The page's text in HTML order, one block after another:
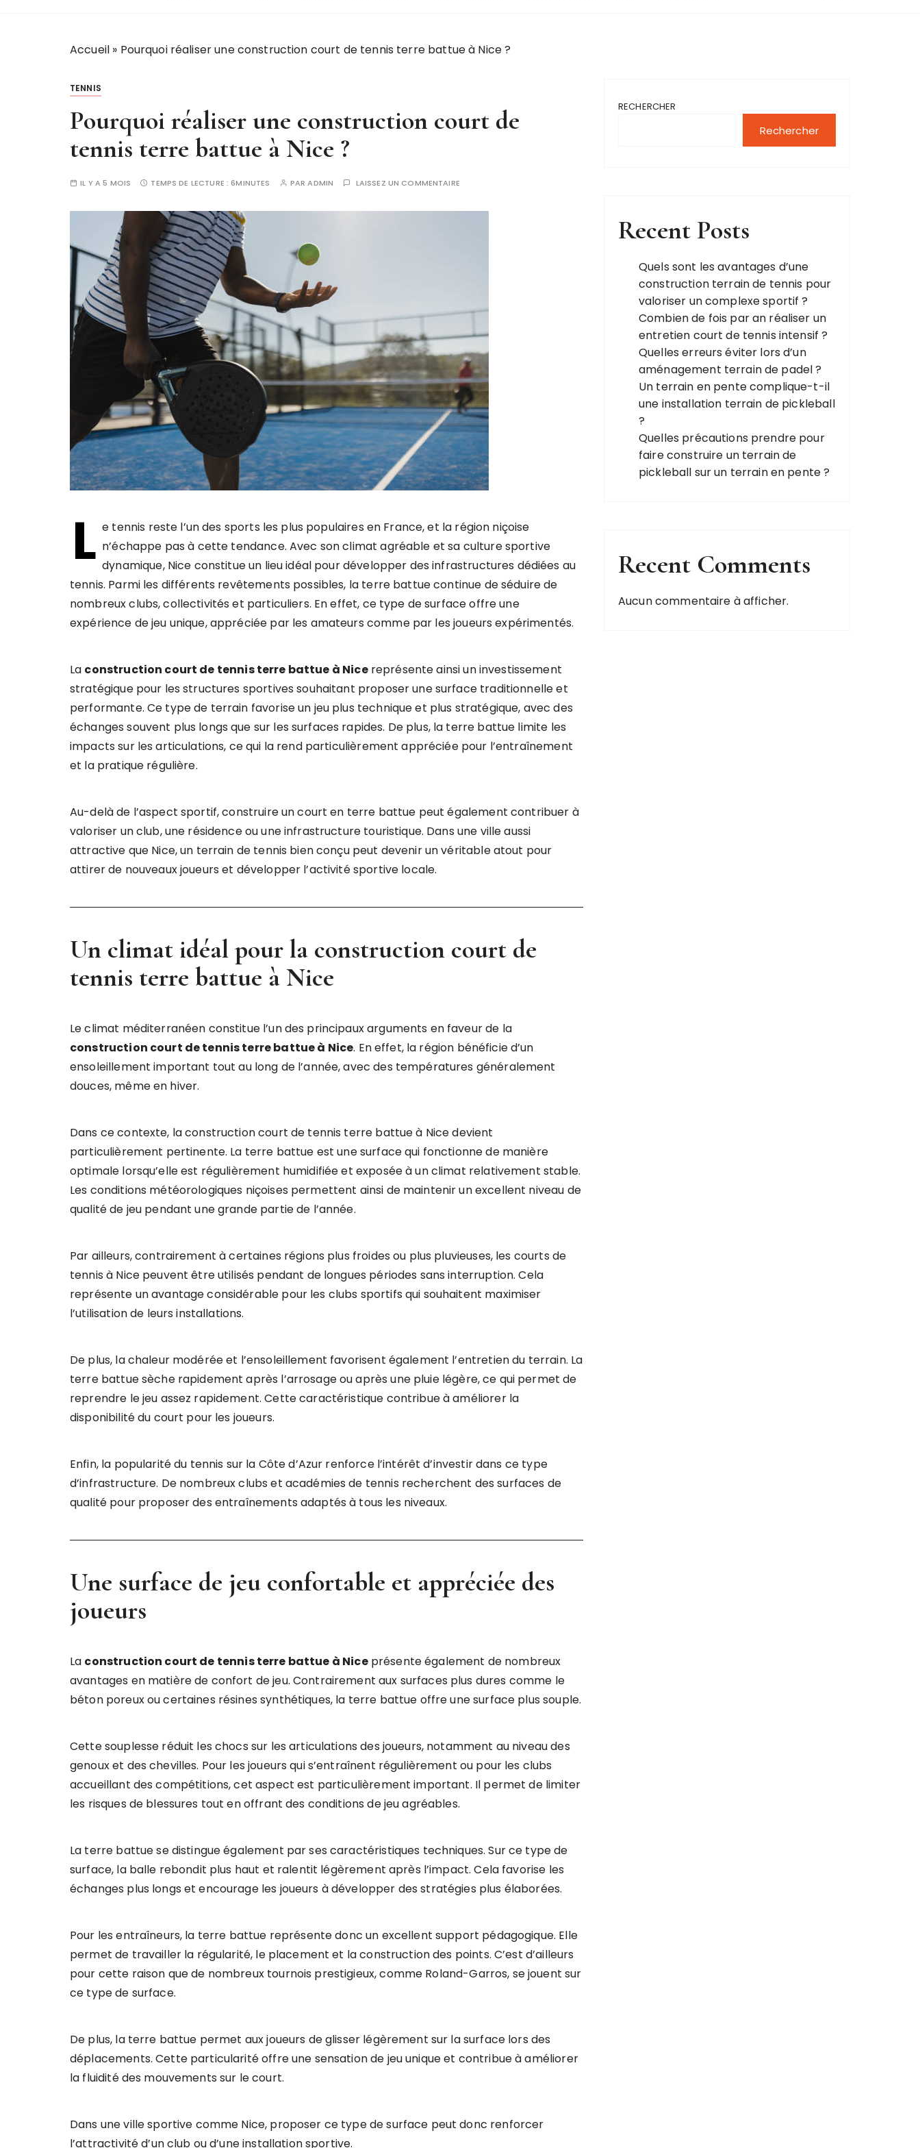
Accueil » Pourquoi réaliser une construction court de tennis terre battue à Nice ?
TENNIS
Pourquoi réaliser une construction court de
tennis terre battue à Nice ?
IL Y A 5 MOIS TEMPS DE LECTURE :6MINUTES PARADMIN LAISSEZ UN COMMENTAIRE
L e tennis reste l’un des sports les plus populaires en France, et la région niçoise
n’échappe pas à cette tendance. Avec son climat agréable et sa culture sportive
dynamique, Nice constitue un lieu idéal pour développer des infrastructures dédiées au
tennis. Parmi les différents revêtements possibles, la terre battue continue de séduire de
nombreux clubs, collectivités et particuliers. En effet, ce type de surface offre une
expérience de jeu unique, appréciée par les amateurs comme par les joueurs expérimentés.
La construction court de tennis terre battue à Nicereprésente ainsi un investissement
stratégique pour les structures sportives souhaitant proposer une surface traditionnelle et
performante. Ce type de terrain favorise un jeu plus technique et plus stratégique, avec des
échanges souvent plus longs que sur les surfaces rapides. De plus, la terre battue limite les
impacts sur les articulations, ce qui la rend particulièrement appréciée pour l’entraînement
et la pratique régulière.
Au-delà de l’aspect sportif, construire un court en terre battue peut également contribuer à
valoriser un club, une résidence ou une infrastructure touristique. Dans une ville aussi
attractive que Nice, un terrain de tennis bien conçu peut devenir un véritable atout pour
attirer de nouveaux joueurs et développer l’activité sportive locale.
Un climat idéal pour la construction court de
tennis terre battue à Nice
Le climat méditerranéen constitue l’un des principaux arguments en faveur de la
construction court de tennis terre battue à Nice. En effet, la région bénéficie d’un
ensoleillement important tout au long de l’année, avec des températures généralement
douces, même en hiver.
Dans ce contexte, la construction court de tennis terre battue à Nice devient
particulièrement pertinente. La terre battue est une surface qui fonctionne de manière
optimale lorsqu’elle est régulièrement humidifiée et exposée à un climat relativement stable.
Les conditions météorologiques niçoises permettent ainsi de maintenir un excellent niveau de
qualité de jeu pendant une grande partie de l’année.
Par ailleurs, contrairement à certaines régions plus froides ou plus pluvieuses, les courts de
tennis à Nice peuvent être utilisés pendant de longues périodes sans interruption. Cela
représente un avantage considérable pour les clubs sportifs qui souhaitent maximiser
l’utilisation de leurs installations.
De plus, la chaleur modérée et l’ensoleillement favorisent également l’entretien du terrain. La
terre battue sèche rapidement après l’arrosage ou après une pluie légère, ce qui permet de
reprendre le jeu assez rapidement. Cette caractéristique contribue à améliorer la
disponibilité du court pour les joueurs.
Enfin, la popularité du tennis sur la Côte d’Azur renforce l’intérêt d’investir dans ce type
d’infrastructure. De nombreux clubs et académies de tennis recherchent des surfaces de
qualité pour proposer des entraînements adaptés à tous les niveaux.
Une surface de jeu confortable et appréciée des
joueurs
La construction court de tennis terre battue à Niceprésente également de nombreux
avantages en matière de confort de jeu. Contrairement aux surfaces plus dures comme le
béton poreux ou certaines résines synthétiques, la terre battue offre une surface plus souple.
Cette souplesse réduit les chocs sur les articulations des joueurs, notamment au niveau des
genoux et des chevilles. Pour les joueurs qui s’entraînent régulièrement ou pour les clubs
accueillant des compétitions, cet aspect est particulièrement important. Il permet de limiter
les risques de blessures tout en offrant des conditions de jeu agréables.
La terre battue se distingue également par ses caractéristiques techniques. Sur ce type de
surface, la balle rebondit plus haut et ralentit légèrement après l’impact. Cela favorise les
échanges plus longs et encourage les joueurs à développer des stratégies plus élaborées.
Pour les entraîneurs, la terre battue représente donc un excellent support pédagogique. Elle
permet de travailler la régularité, le placement et la construction des points. C’est d’ailleurs
pour cette raison que de nombreux tournois prestigieux, comme Roland-Garros, se jouent sur
ce type de surface.
De plus, la terre battue permet aux joueurs de glisser légèrement sur la surface lors des
déplacements. Cette particularité offre une sensation de jeu unique et contribue à améliorer
la fluidité des mouvements sur le court.
Dans une ville sportive comme Nice, proposer ce type de surface peut donc renforcer
l’attractivité d’un club ou d’une installation sportive.
RECHERCHER
Rechercher
Recent Posts
Quels sont les avantages d’une
construction terrain de tennis pour
valoriser un complexe sportif ?
Combien de fois par an réaliser un
entretien court de tennis intensif ?
Quelles erreurs éviter lors d’un
aménagement terrain de padel ?
Un terrain en pente complique-t-il
une installation terrain de pickleball
?
Quelles précautions prendre pour
faire construire un terrain de
pickleball sur un terrain en pente ?
Recent Comments
Aucun commentaire à afficher.